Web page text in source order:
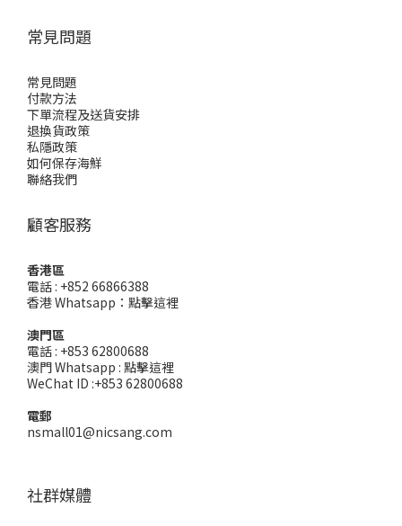
常見問題
常見問題
付款方法
下單流程及送貨安排
退換貨政策
私隱政策
如何保存海鮮
聯絡我們
顧客服務
香港區
電話 : +852 66866388
香港 Whatsapp： 點擊這裡
澳門區
電話 : +853 62800688
澳門 Whatsapp : 點擊這裡
WeChat ID :+853 62800688
電郵
nsmall01@nicsang.com
社群媒體